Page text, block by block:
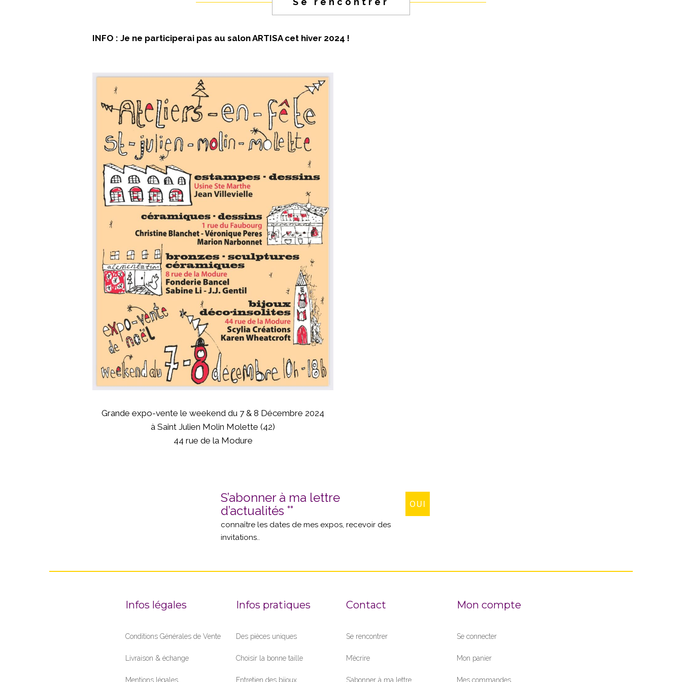
INFO : Je ne participerai pas au salon ARTISA cet hiver 2024 !
Grande expo-vente le weekend du 7 & 8 Décembre 2024
à Saint Julien Molin Molette (42)
44 rue de la Modure
S’abonner à ma lettre
d’actualités °°
connaître les dates de mes expos, recevoir des
invitations..
OUI
Infos légales
Conditions Générales de Vente
Livraison & échange
Mentions légales
Infos pratiques
Des pièces uniques
Choisir la bonne taille
Entretien des bijoux
Contact
Se rencontrer
M’écrire
S’abonner à ma lettre
Mon compte
Se connecter
Mon panier
Mes commandes